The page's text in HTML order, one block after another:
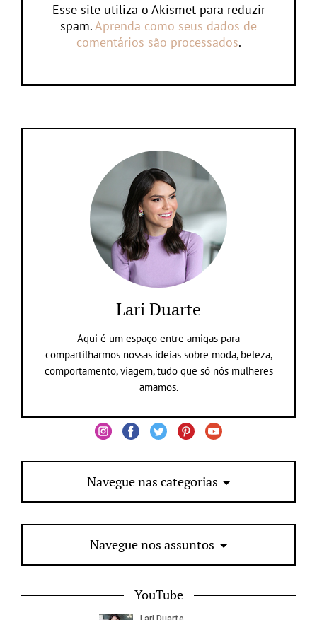
Esse site utiliza o Akismet para reduzir
spam.Aprenda como seus dados de
comentários são processados.
Lari Duarte
Aqui é um espaço entre amigas para
compartilharmos nossas ideias sobre moda, beleza,
comportamento, viagem, tudo que só nós mulheres
amamos.
Navegue nas categorias
Navegue nos assuntos
YouTube